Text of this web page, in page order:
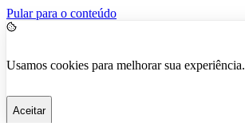
Pular para o conteúdo
Usamos cookies para melhorar sua experiência.
Aceitar